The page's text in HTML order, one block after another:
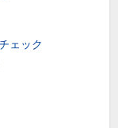
ェック